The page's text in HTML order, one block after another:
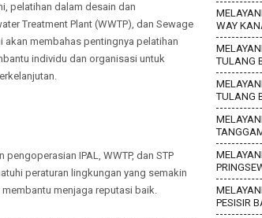
pelatihan dalam desain dan
Treatment Plant (WWTP), dan Sewage
akan membahas pentingnya pelatihan
individu dan organisasi untuk
IPAL, WWTP, dan STP
peraturan lingkungan yang semakin
menjaga reputasi baik.
WAY
TULANG
TULANG
PESISIR